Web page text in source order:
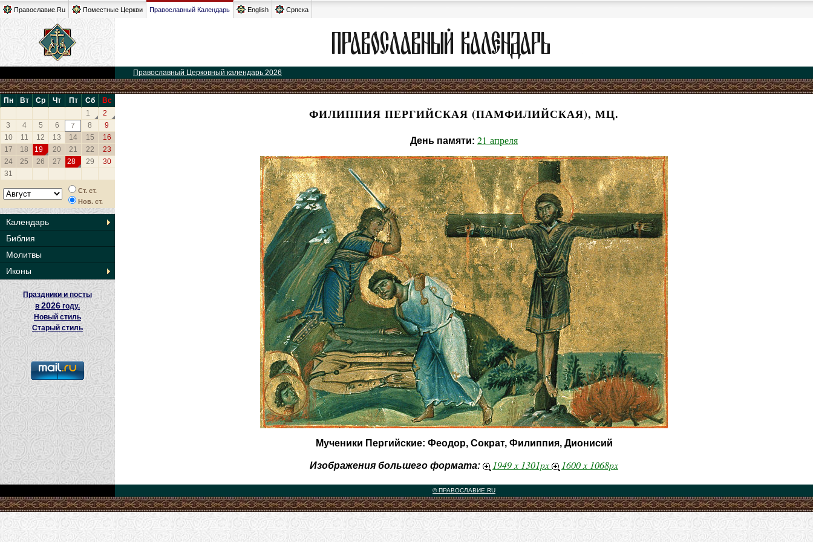
Православие.Ru Поместные Церкви Православный Календарь English Српска
Православный Церковный календарь 2026
Пн Вт Ср Чт Пт Сб
Вс
1
2
3
4 5 6 7 8
9
10
11 12 13 14 15
16
17
18 19 20 21 22
23
24
25 26 27 28 29
30
31
Ст. ст.
Нов. ст.
Календарь
Библия
Молитвы
Иконы
Праздники и посты
в2026 году.
Новый стиль
Старый стиль
ФИЛИППИЯ ПЕРГИЙСКАЯ (ПАМФИЛИЙСКАЯ), МЦ.
День памяти: 21 апреля
Мученики Пергийские: Феодор, Сократ, Филиппия, Дионисий
Изображения большего формата: 1949 x 1301px 1600 x 1068px
© ПРАВОСЛАВИЕ.RU